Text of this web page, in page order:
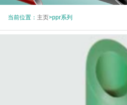
当前位置： 主页>ppr系列